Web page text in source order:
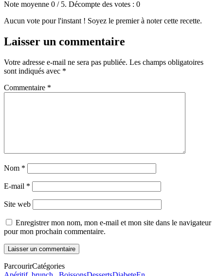
Note moyenne 0 / 5. Décompte des votes : 0
Aucun vote pour l'instant ! Soyez le premier à noter cette recette.
Laisser un commentaire
Votre adresse e-mail ne sera pas publiée. Les champs obligatoires
sont indiqués avec *
Commentaire *
Nom *
E-mail *
Site web
Enregistrer mon nom, mon e-mail et mon site dans le navigateur
pour mon prochain commentaire.
ParcourirCatégories